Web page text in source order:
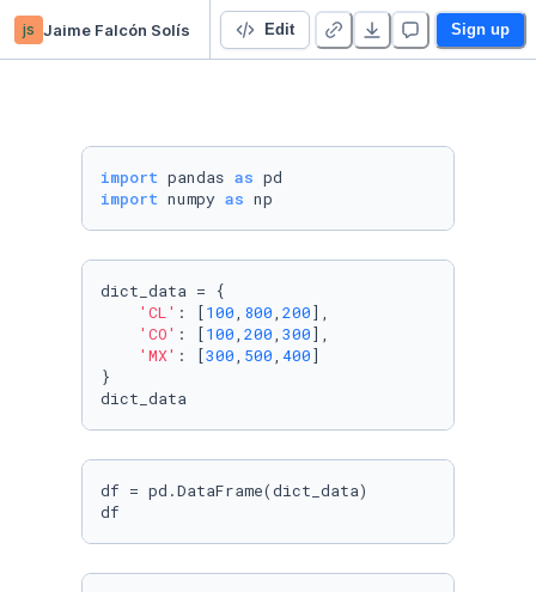
js Jaime Falcón Solís Pandas_course Edit Sign up
import pandas as
import numpy as np
dict_data = {
'CL' : [100, 800, 200],
'CO' : [100, 200, 300],
'MX' : [300, 500, 400]
}
dict_data
df = pd.DataFrame(dict_data)
df